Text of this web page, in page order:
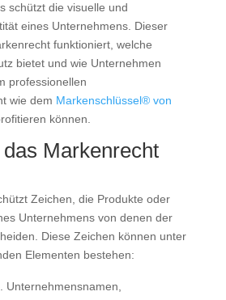
schützt die visuelle und
eines Unternehmens. Dieser
funktioniert, welche
bietet und wie Unternehmen
professionellen
wie dem Markenschlüssel® von
können.
Markenrecht
Zeichen, die Produkte oder
Unternehmens von denen der
Diese Zeichen können unter
Elementen bestehen:
Unternehmensnamen,